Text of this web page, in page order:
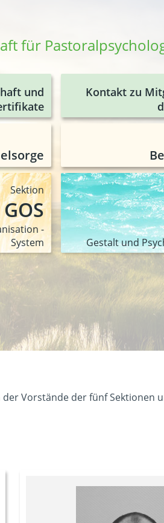
für
und
Kontakt zu
Sektion
GOS
-
System
Gestalt und
Vorstände der fünf